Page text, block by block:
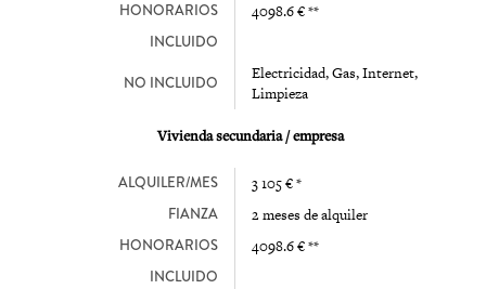
HONORARIOS 4098.6 € **
INCLUIDO
NO INCLUIDO
Electricidad, Gas, Internet,
Limpieza
Vivienda secundaria / empresa
ALQUILER/MES 3 105 € *
FIANZA 2 meses de alquiler
HONORARIOS 4098.6 € **
INCLUIDO